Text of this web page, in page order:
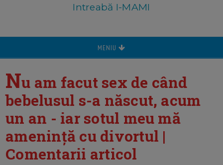
Intreabă I-MAMI
MENIU
Nu am facut sex de când
bebelusul s-a născut, acum
un an - iar sotul meu mă
amenință cu divortul |
Comentarii articol